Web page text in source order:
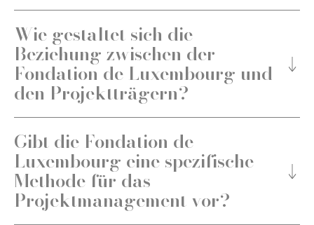
Die Relevanz
Die Umsetzbarkeit
Die Tragfähigkeit / Die Nachhaltigkeit/ Die
Beständigkeit
Wie gestaltet sich die
Beziehung zwischen der
Fondation de Luxembourg und
den Projektträgern?
Gibt die Fondation de
Luxembourg eine spezifische
Methode für das
Projektmanagement vor?